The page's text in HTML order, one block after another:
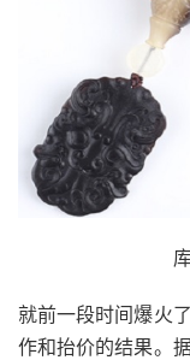
就前一段时间爆火
作和抬价的结果。